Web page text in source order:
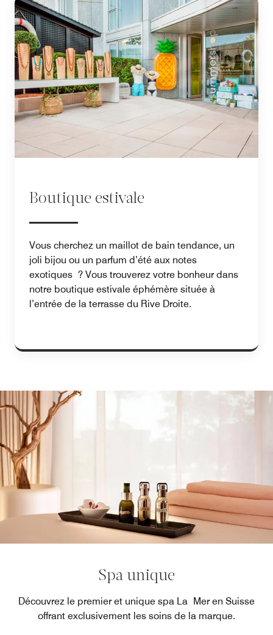
Boutique estivale
Vous cherchez un maillot de bain tendance, un
joli bijou ou un parfum d’été aux notes
exotiques ? Vous trouverez votre bonheur dans
notre boutique estivale éphémère située à
l’entrée de la terrasse du Rive Droite.
Spa unique
Découvrez le premier et unique spa La Mer en Suisse
offrant exclusivement les soins de la marque.